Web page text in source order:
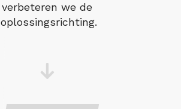
verbeteren we de
oplossingsrichting.